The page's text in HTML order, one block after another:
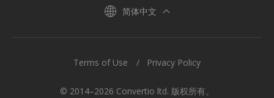
简体中文
© 2014–2026 Convertio ltd. 版权所有。
Terms of Use Privacy Policy